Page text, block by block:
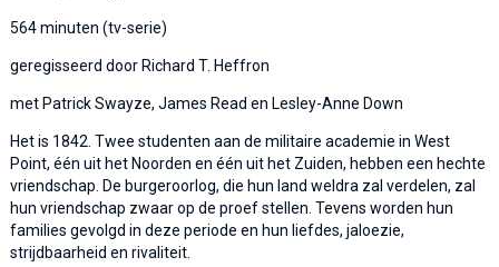
564 minuten (tv-serie)
geregisseerd door Richard T. Heffron
met Patrick Swayze, James Read en Lesley-Anne Down
Het is 1842. Twee studenten aan de militaire academie in West
Point, één uit het Noorden en één uit het Zuiden, hebben een hechte
vriendschap. De burgeroorlog, die hun land weldra zal verdelen, zal
hun vriendschap zwaar op de proef stellen. Tevens worden hun
families gevolgd in deze periode en hun liefdes, jaloezie,
strijdbaarheid en rivaliteit.